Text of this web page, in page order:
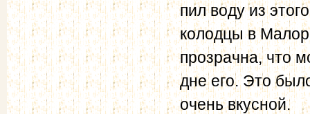
пил воду из
колодцы в
прозрачна, что
дне его. Это
очень вкусной.